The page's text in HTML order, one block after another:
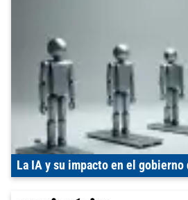
La IA y su impacto en el gobierno